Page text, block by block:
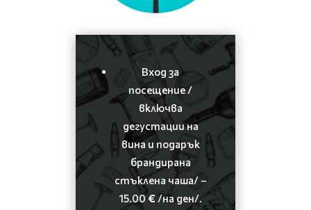
Вход за
посещение /
включва
дегустации на
вина и подарък
брандирана
стъклена чаша/ –
15.00€ /на ден/.